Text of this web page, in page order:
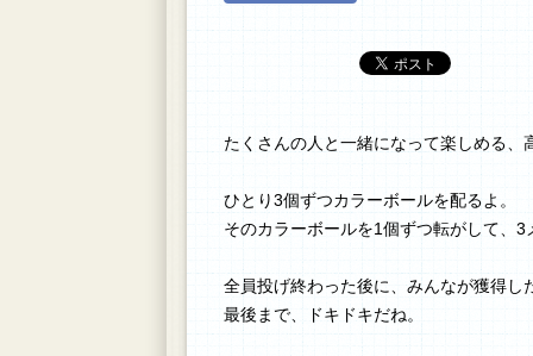
たくさんの人と一緒になって楽しめる、
ひとり3個ずつカラーボールを配るよ。
そのカラーボールを1個ずつ転がして、
全員投げ終わった後に、みんなが獲得
最後まで、ドキドキだね。